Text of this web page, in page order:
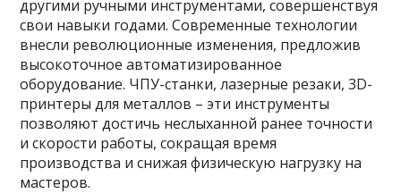
другими ручными инструментами, совершенствуя
свои навыки годами. Современные технологии
внесли революционные изменения, предложив
высокоточное автоматизированное
оборудование. ЧПУ-станки, лазерные резаки, 3D-
принтеры для металлов – эти инструменты
позволяют достичь неслыханной ранее точности
и скорости работы, сокращая время
производства и снижая физическую нагрузку на
мастеров.